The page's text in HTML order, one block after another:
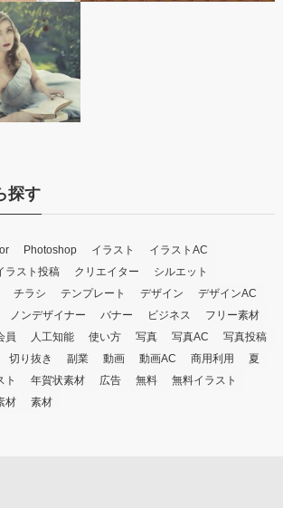
探す
Photoshop イラスト
イラストAC
ラスト投稿 クリエイター
シルエット
チラシ テンプレート デザイン
デザインAC
ノンデザイナー バナー ビジネス
フリー素材
員 人工知能 使い方 写真 写真AC
写真投稿
切り抜き 副業 動画 動画AC 商用利用
夏
ト 年賀状素材 広告 無料
無料イラスト
材 素材